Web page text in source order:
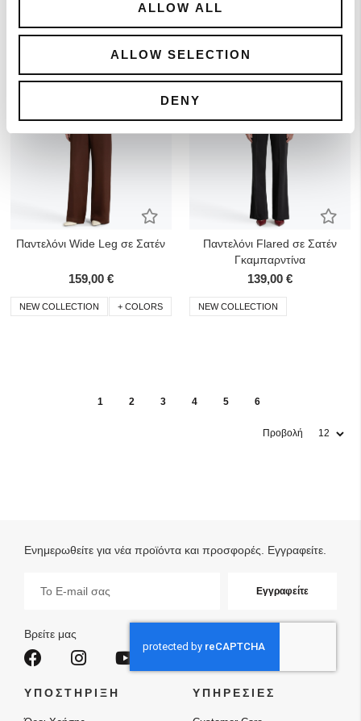
ALLOW ALL
ALLOW SELECTION
DENY
Προσθήκη στα Αγαπημένα
Παντελόνι Wide Leg σε Σατέν
159,00 €
NEW COLLECTION + COLORS
Παντελόνι Flared σε Σατέν
Γκαμπαρντίνα
139,00 €
NEW COLLECTION
1 2 3 4 5 6
Προβολή
Ενημερωθείτε για νέα προϊόντα και προσφορές. Εγγραφείτε.
Δελτίο:
Εγγραφείτε
Βρείτε μας
ΥΠΟΣΤΗΡΙΞΗ ΥΠΗΡΕΣΙΕΣ